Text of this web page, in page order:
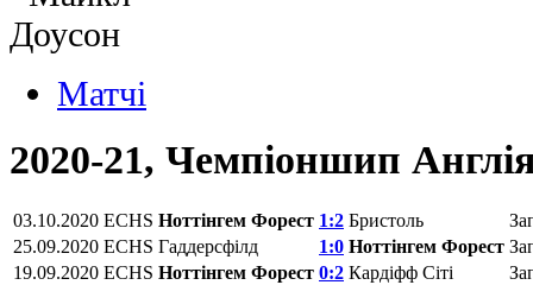
Матчi
2020-21, Чемпіоншип
03.10.2020 ECHS Ноттінгем Форест 1:2 Бристоль
25.09.2020 ECHS Гаддерсфілд 1:0 Ноттінгем Форест
19.09.2020 ECHS Ноттінгем Форест 0:2 Кардіфф Сіті